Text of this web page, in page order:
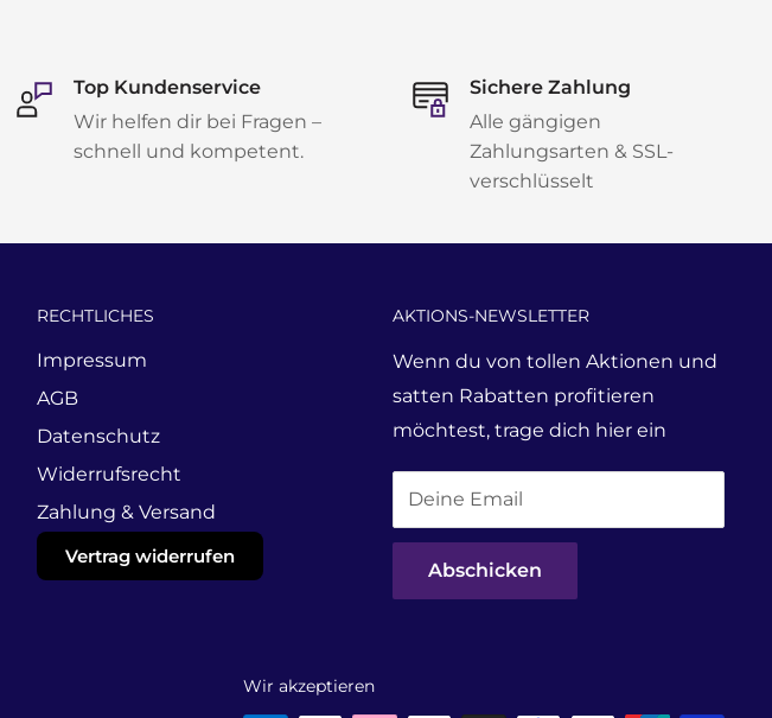
Top Kundenservice
Wir helfen dir bei Fragen –
schnell und kompetent.
Sichere Zahlung
Alle gängigen
Zahlungsarten & SSL-
verschlüsselt
RECHTLICHES
Impressum
AGB
Datenschutz
Widerrufsrecht
Zahlung & Versand
Vertrag widerrufen
AKTIONS-NEWSLETTER
Wenn du von tollen Aktionen und
satten Rabatten profitieren
möchtest, trage dich hier ein
Deine Email
Abschicken
Wir akzeptieren